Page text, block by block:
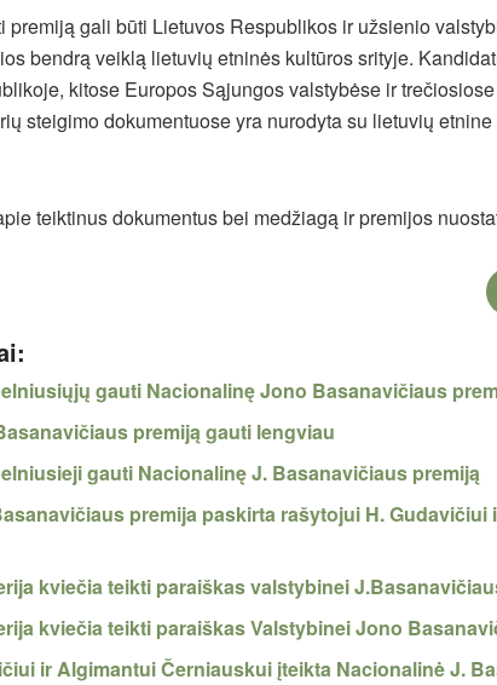
premiją gali būti Lietuvos Respublikos ir užsienio
bendrą veiklą lietuvių etninės kultūros srityje.
kitose Europos Sąjungos valstybėse ir
steigimo dokumentuose yra nurodyta su lietuvių
teiktinus dokumentus bei medžiagą ir premijos
gauti Nacionalinę Jono Basanavičiaus
premiją gauti lengviau
gauti Nacionalinę J. Basanavičiaus premiją
premija paskirta rašytojui H.
kviečia teikti paraiškas valstybinei
kviečia teikti paraiškas Valstybinei Jono
ir Algimantui Černiauskui įteikta Nacionalinė J.